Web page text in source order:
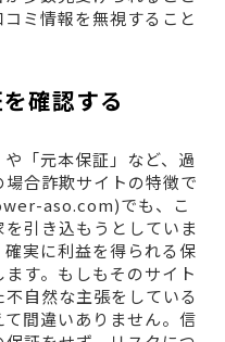
ミ情報を無視すること
確認する
や「元本保証」など、過
合詐欺サイトの特徴で
aso.com)でも、こ
引き込もうとしていま
実に利益を得られる保
す。もしもそのサイト
自然な主張をしている
間違いありません。信